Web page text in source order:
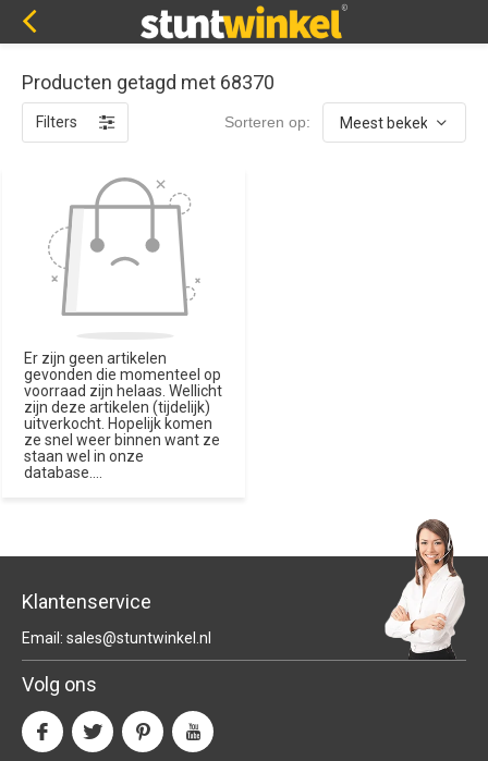
Producten getagd met 68370
Filters Sorteren op:
Er zijn geen artikelen
gevonden die momenteel op
voorraad zijn helaas. Wellicht
zijn deze artikelen (tijdelijk)
uitverkocht. Hopelijk komen
ze snel weer binnen want ze
staan wel in onze
database....
Klantenservice
Email: sales@stuntwinkel.nl
Volg ons